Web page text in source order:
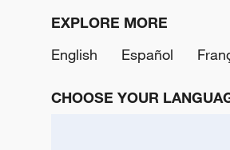
EXPLORE MORE
English
Español
CHOOSE YOUR